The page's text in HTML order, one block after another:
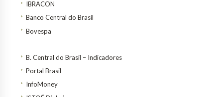
IBRACON
Banco Central do Brasil
Bovespa
B. Central do Brasil – Indicadores
Portal Brasil
InfoMoney